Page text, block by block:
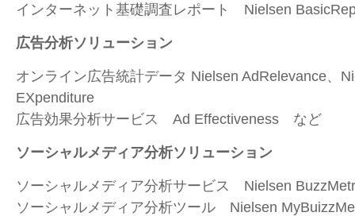
インターネット基礎調査レポート Nielsen
広告分析ソリューション
オンライン広告統計データ Nielsen AdRelevance、
EXpenditure
広告効果分析サービス Ad Effectiveness など
ソーシャルメディア分析ソリューション
ソーシャルメディア分析サービス Nielsen
ソーシャルメディア分析ツール Nielsen